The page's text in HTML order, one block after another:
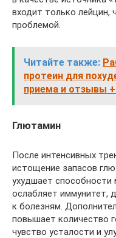
входит только лейцин,
проблемой.
Читайте также:
протеин для
приема и отзывы
Глютамин
После интенсивных
истощение запасов
ухудшает способности
ослабляет иммунитет,
к болезням.
повышает количество
чувство усталости и